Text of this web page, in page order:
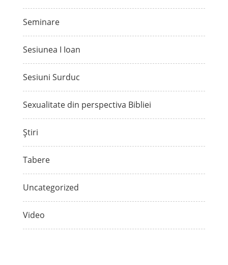
Seminare
Sesiunea I Ioan
Sesiuni Surduc
Sexualitate din perspectiva Bibliei
Știri
Tabere
Uncategorized
Video